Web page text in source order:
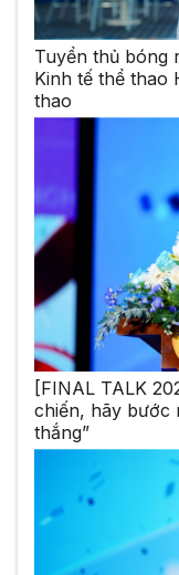
Tuyển thủ bóng
Kinh tế thể thao
thao
[FINAL TALK
chiến, hãy bước
thắng”